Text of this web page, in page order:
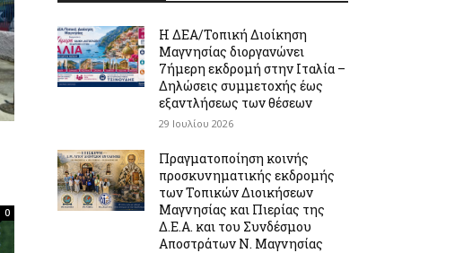
0
Η ΔΕΑ/Τοπική Διοίκηση
Μαγνησίας διοργανώνει
7ήμερη εκδρομή στην Ιταλία –
Δηλώσεις συμμετοχής έως
εξαντλήσεως των θέσεων
29 Ιουλίου 2026
Πραγματοποίηση κοινής
προσκυνηματικής εκδρομής
των Τοπικών Διοικήσεων
Μαγνησίας και Πιερίας της
Δ.Ε.Α. και του Συνδέσμου
Αποστράτων Ν. Μαγνησίας